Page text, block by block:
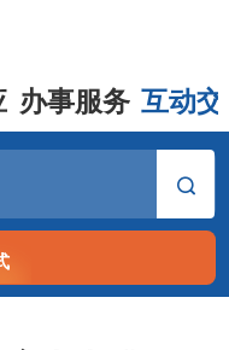
办事服务 互动